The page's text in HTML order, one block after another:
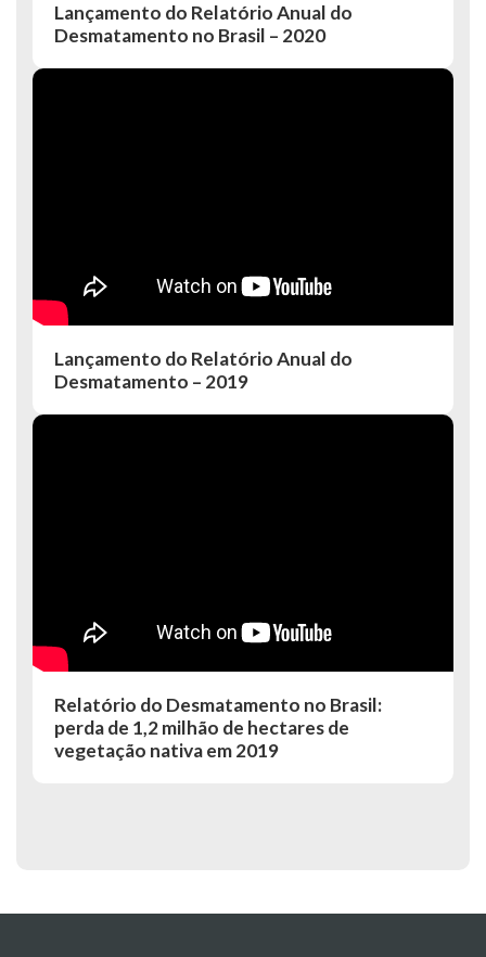
Lançamento do Relatório Anual do
Desmatamento no Brasil – 2020
Lançamento do Relatório Anual do
Desmatamento – 2019
Relatório do Desmatamento no Brasil:
perda de 1,2 milhão de hectares de
vegetação nativa em 2019